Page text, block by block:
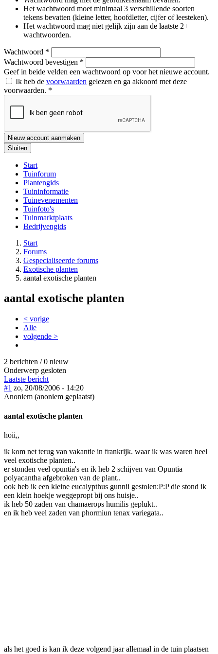
Het wachtwoord moet minimaal 3 verschillende soorten
tekens bevatten (kleine letter, hoofdletter, cijfer of leesteken).
Het wachtwoord mag niet gelijk zijn aan de laatste 2+
wachtwoorden.
Wachtwoord *
Wachtwoord bevestigen *
Geef in beide velden een wachtwoord op voor het nieuwe account.
Ik heb de voorwaarden gelezen en ga akkoord met deze
voorwaarden. *
Nieuw account aanmaken
Sluiten
Start
Tuinforum
Plantengids
Tuininformatie
Tuinevenementen
Tuinfoto's
Tuinmarktplaats
Bedrijvengids
Start
Forums
Gespecialiseerde forums
Exotische planten
aantal exotische planten
aantal exotische planten
< vorige
Alle
volgende >
2 berichten / 0 nieuw
Onderwerp gesloten
Laatste bericht
#1 zo, 20/08/2006 - 14:20
Anoniem (anoniem geplaatst)
aantal exotische planten
hoii,,
ik kom net terug van vakantie in frankrijk. waar ik was waren heel
veel exotische planten..
er stonden veel opuntia's en ik heb 2 schijven van Opuntia
polyacantha afgebroken van de plant..
ook heb ik een kleine eucalypthus gunnii gestolen:P:P die stond ik
een klein hoekje weggepropt bij ons huisje..
ik heb 50 zaden van chamaerops humilis geplukt..
en ik heb veel zaden van phormiun tenax variegata..
als het goed is kan ik deze volgend jaar allemaal in de tuin plaatsen